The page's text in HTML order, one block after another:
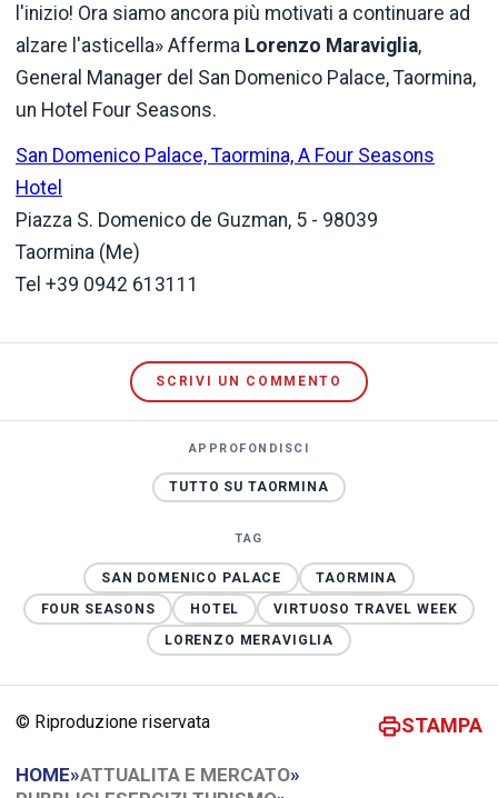
l'inizio! Ora siamo ancora più motivati a continuare ad
alzare l'asticella» Afferma Lorenzo Maraviglia,
General Manager del San Domenico Palace, Taormina,
un Hotel Four Seasons.
San Domenico Palace, Taormina, A Four Seasons
Hotel
Piazza S. Domenico de Guzman, 5 - 98039
Taormina (Me)
Tel +39 0942 613111
SCRIVI UN COMMENTO
APPROFONDISCI
TUTTO SU TAORMINA
TAG
SAN DOMENICO PALACE
TAORMINA
FOUR SEASONS
HOTEL
VIRTUOSO TRAVEL WEEK
LORENZO MERAVIGLIA
© Riproduzione riservata STAMPA
HOME»ATTUALITA E MERCATO»